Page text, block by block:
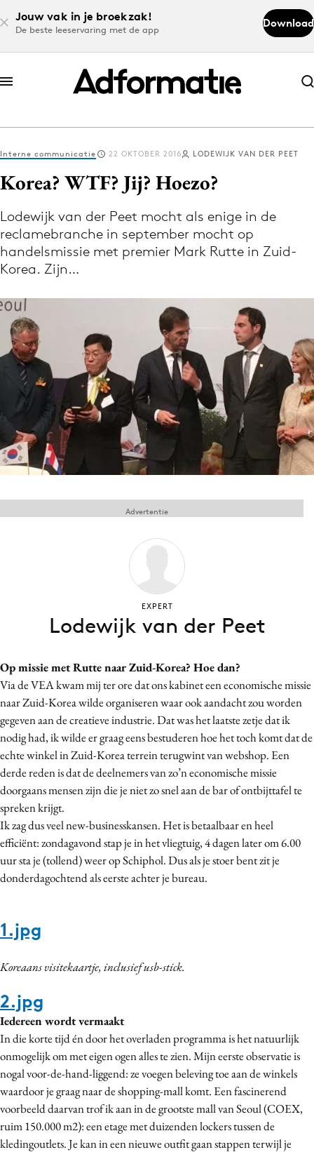
Jouw vak in je broekzak!
De beste leeservaring met de app
Download
Abonneer nu
Abonneer nu
Log in
Download de app
Volg het laatste nieuws via de Adformatie
Nieuws app
Menu
Home
9 sept: GenAI-training
12 nov: MarketingLive!
Adverteren
Opleidingen
Artificial Intelligence
Campagnes
Carriere
Contentmarketing
Craft
Customer Experience
Data & Insights
Design
Digital transformation
Diversiteit
Effectiviteit
Gedragsverandering
Martech
PR
Programmatic
Purpose Marketing
Reputatie & crisis
Interne communicatie 22 OKTOBER 2016 LODEWIJK VAN DER PEET
Korea? WTF? Jij? Hoezo?
Lodewijk van der Peet mocht als enige in de
reclamebranche in september mocht op
handelsmissie met premier Mark Rutte in Zuid-
Korea. Zijn…
Op missie met Rutte naar Zuid-Korea? Hoe dan?
Via de VEA kwam mij ter ore dat ons kabinet een economische missie
naar Zuid-Korea wilde organiseren waar ook aandacht zou worden
gegeven aan de creatieve industrie. Dat was het laatste zetje dat ik
nodig had, ik wilde er graag eens bestuderen hoe het toch komt dat de
echte winkel in Zuid-Korea terrein terugwint van webshop. Een
derde reden is dat de deelnemers van zo’n economische missie
doorgaans mensen zijn die je niet zo snel aan de bar of ontbijttafel te
spreken krijgt.
Ik zag dus veel new-businesskansen. Het is betaalbaar en heel
efficiënt: zondagavond stap je in het vliegtuig, 4 dagen later om 6.00
uur sta je (tollend) weer op Schiphol. Dus als je stoer bent zit je
donderdagochtend als eerste achter je bureau.
1.jpg
Koreaans visitekaartje, inclusief usb-stick.
2.jpg
Iedereen wordt vermaakt
In die korte tijd én door het overladen programma is het natuurlijk
onmogelijk om met eigen ogen alles te zien. Mijn eerste observatie is
nogal voor-de-hand-liggend: ze voegen beleving toe aan de winkels
waardoor je graag naar de shopping-mall komt. Een fascinerend
voorbeeld daarvan trof ik aan in de grootste mall van Seoul (COEX,
ruim 150.000 m2): een etage met duizenden lockers tussen de
kledingoutlets. Je kan in een nieuwe outfit gaan stappen terwijl je
Advertentie
EXPERT
Lodewijk van der Peet